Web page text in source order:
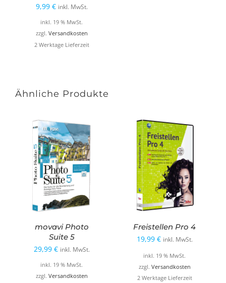
9,99 € inkl. MwSt.
inkl. 19 % MwSt.
zzgl. Versandkosten
2 Werktage Lieferzeit
Ähnliche Produkte
movavi Photo
Suite 5
29,99 € inkl. MwSt.
inkl. 19 % MwSt.
zzgl. Versandkosten
Freistellen Pro 4
19,99 € inkl. MwSt.
inkl. 19 % MwSt.
zzgl. Versandkosten
2 Werktage Lieferzeit